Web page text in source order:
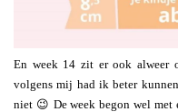
En week 14 zit er ook alweer
volgens mij had ik beter
niet 😉 De week begon wel met